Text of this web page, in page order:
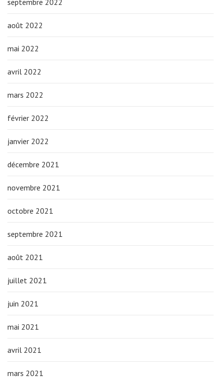
septembre 2022
août 2022
mai 2022
avril 2022
mars 2022
février 2022
janvier 2022
décembre 2021
novembre 2021
octobre 2021
septembre 2021
août 2021
juillet 2021
juin 2021
mai 2021
avril 2021
mars 2021